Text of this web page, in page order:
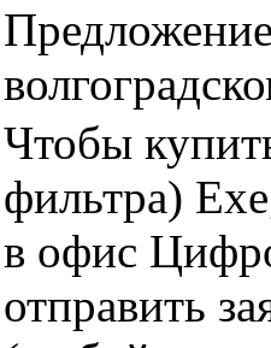
Чтобы
фильтра)
в офис
отправить